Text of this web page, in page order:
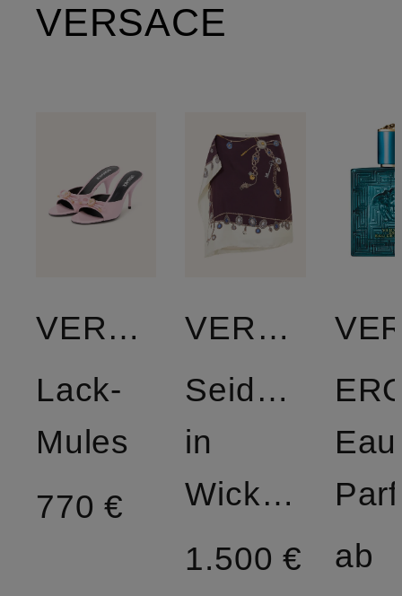
VERSACE
VERSACE
Lack-
Mules
770 €
VERSACE
Seidenrock
in
Wickeloptik
1.500 €
ab